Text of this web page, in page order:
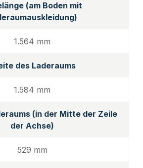
(am Boden mit
1.564 mm
des Laderaums
1.584 mm
(in der Mitte der Zeile
der Achse)
529 mm